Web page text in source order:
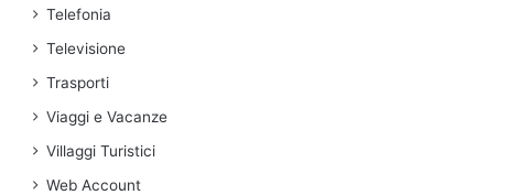
Telefonia
Televisione
Trasporti
Viaggi e Vacanze
Villaggi Turistici
Web Account